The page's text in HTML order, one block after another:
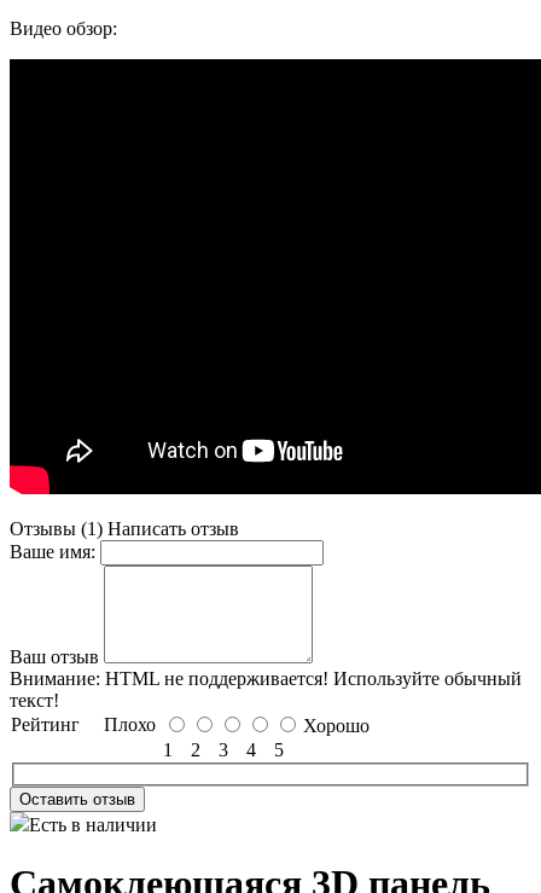
Видео обзор:
Отзывы (1) Написать отзыв
Ваше имя:
Ваш отзыв
Внимание: HTML не поддерживается! Используйте обычный
текст!
Рейтинг Плохо
Хорошо
1
2 3 4 5
Оставить отзыв
Есть в наличии
Самоклеющаяся 3D панель